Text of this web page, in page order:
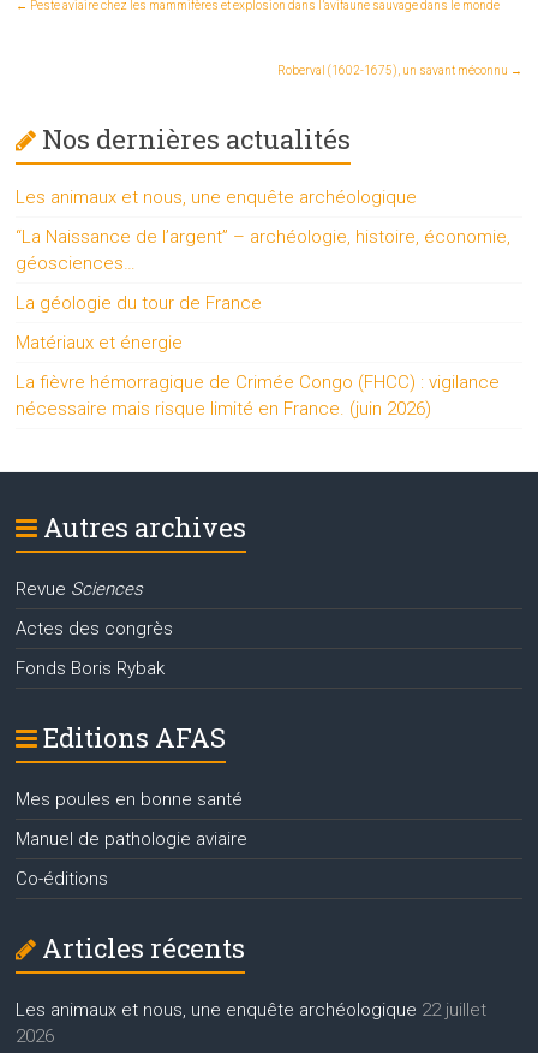
← Peste aviaire chez les mammifères et explosion dans l’avifaune sauvage dans le monde
Roberval (1602-1675), un savant méconnu →
Nos dernières actualités
Les animaux et nous, une enquête archéologique
“La Naissance de l’argent” – archéologie, histoire, économie,
géosciences…
La géologie du tour de France
Matériaux et énergie
La fièvre hémorragique de Crimée Congo (FHCC) : vigilance
nécessaire mais risque limité en France. (juin 2026)
Autres archives
Revue Sciences
Actes des congrès
Fonds Boris Rybak
Editions AFAS
Mes poules en bonne santé
Manuel de pathologie aviaire
Co-éditions
Articles récents
Les animaux et nous, une enquête archéologique 22 juillet
2026